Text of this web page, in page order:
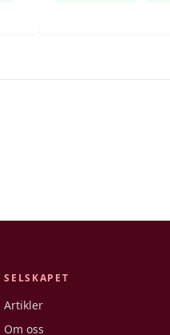
SELSKAPET
Artikler
Om oss